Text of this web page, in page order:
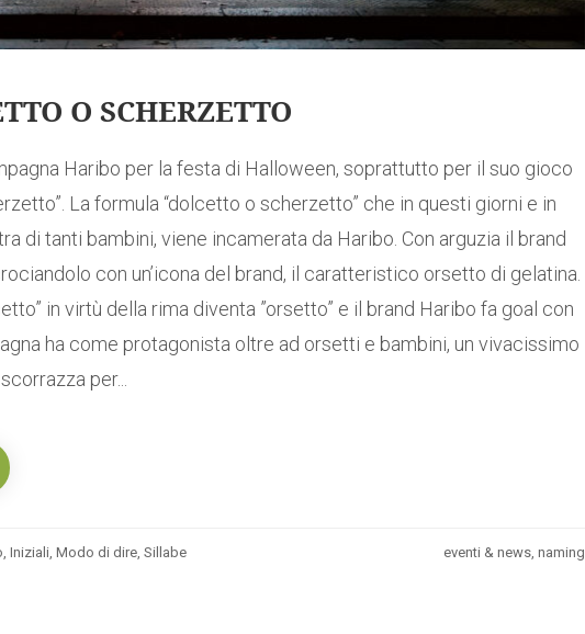
O SCHERZETTO
Haribo per la festa di Halloween, soprattutto per il suo gioco
La formula “dolcetto o scherzetto” che in questi giorni e in
di tanti bambini, viene incamerata da Haribo. Con arguzia il brand
con un’icona del brand, il caratteristico orsetto di gelatina.
in virtù della rima diventa ”orsetto” e il brand Haribo fa goal con
ha come protagonista oltre ad orsetti e bambini, un vivacissimo
per...
eventi & news, naming
, Iniziali, Modo di dire, Sillabe